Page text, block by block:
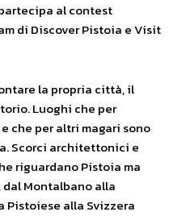
al contest
di Discover Pistoia e Visit
la propria città, il
Luoghi che per
che per altri magari sono
Scorci architettonici e
riguardano Pistoia ma
Montalbano alla
Pistoiese alla Svizzera